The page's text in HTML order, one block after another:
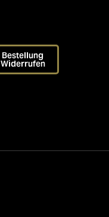
Bestellung
Widerrufen